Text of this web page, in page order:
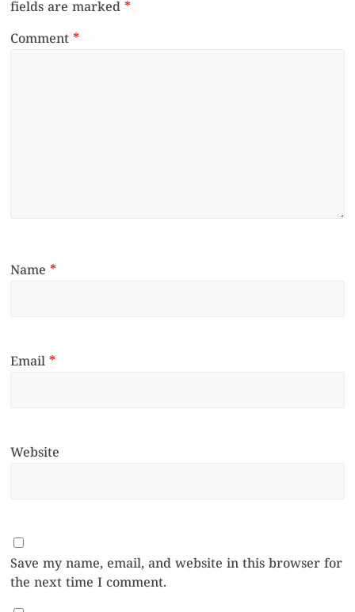
fields are marked*
Comment*
Name*
Email*
Website
Save my name, email, and website in this browser for
the next time I comment.